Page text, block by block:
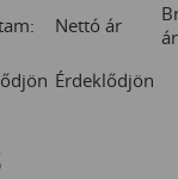
Nettó ár
ár
Érdeklődjön